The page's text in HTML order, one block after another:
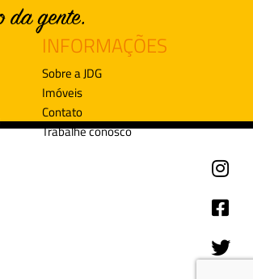
INFORMAÇÕES
Sobre a JDG
Imóveis
Contato
Trabalhe conosco